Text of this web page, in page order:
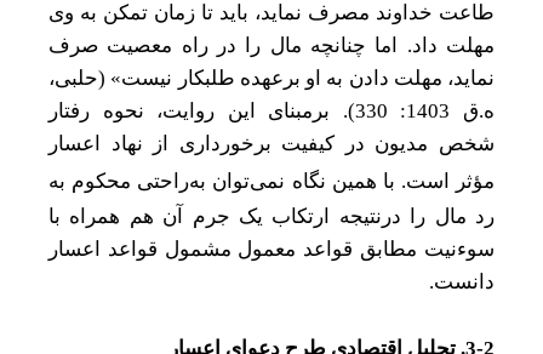
طاعت خداوند مصرف نماید، باید تا زمان تمکن به وی
مهلت داد. اما چنانچه مال را در راه معصیت صرف
نماید، مهلت‌ دادن به او برعهده طلبکار نیست» (حلبی،
ه.ق 1403: 330). برمبنای این روایت، نحوه رفتار
شخص مدیون در کیفیت برخورداری از نهاد اعسار
مؤثر است. با همین نگاه نمیتوان به‌راحتی محکوم به
رد مال را درنتیجه ارتکاب یک جرم آن هم همراه با
سوءنیت مطابق قواعد معمول مشمول قواعد اعسار
دانست.
3-2. تحلیل اقتصادی طرح دعوای اعسار